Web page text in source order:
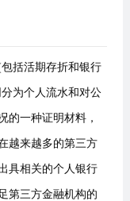
括活期存折和银行
为个人流水和对公
的一种证明材料，
越来越多的第三方
具相关的个人银行
第三方金融机构的